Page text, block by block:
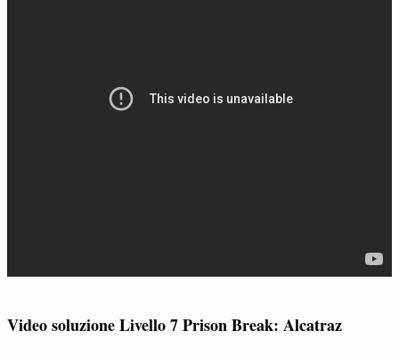
Video soluzione Livello 7 Prison Break: Alcatraz